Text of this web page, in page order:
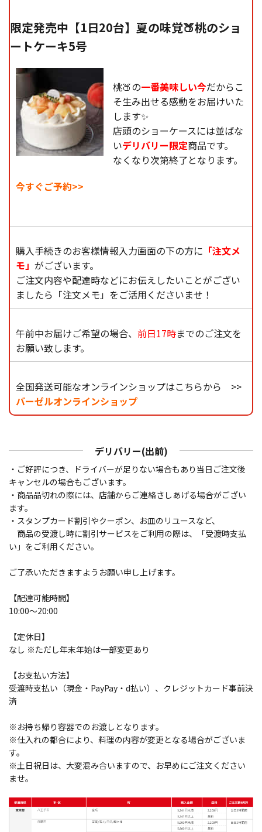
イ
ス
っ
り
人
前）
個
限定発売中【1日20台】夏の味覚🍑桃のショ
ートケーキ5号
桃🍑の一番美味しい今だからこ
そ生み出せる感動をお届けいた
します✨
店頭のショーケースには並ばな
いデリバリー限定商品です。
なくなり次第終了となります。
今すぐご予約>>
購入手続きのお客様情報入力画面の下の方に 「注文メ
モ」 がございます。
ご注文内容や配達時などにお伝えしたいことがござい
ましたら「注文メモ」をご活用くださいませ！
午前中お届けご希望の場合、 前日17時までのご注文を
お願い致します。
全国発送可能なオンラインショップはこちらから >>
バーゼルオンラインショップ
デリバリー(出前)
・ご好評につき、ドライバーが足りない場合もあり当日ご注文後
キャンセルの場合もございます。
・商品品切れの際には、店舗からご連絡さしあげる場合がござい
ます。
・スタンプカード割引やクーポン、お皿のリユースなど、
商品の受渡し時に割引サービスをご利用の際は、「受渡時支払
い」をご利用ください。
ご了承いただきますようお願い申し上げます。
【配達可能時間】
10:00～20:00
【定休日】
なし ※ただし年末年始は一部変更あり
【お支払い方法】
受渡時支払い（現金・PayPay・d払い）、クレジットカード事前決
済
※お持ち帰り容器でのお渡しとなります。
※仕入れの都合により、料理の内容が変更となる場合がございま
す。
※土日祝日は、大変混み合いますので、お早めにご注文ください
ませ。